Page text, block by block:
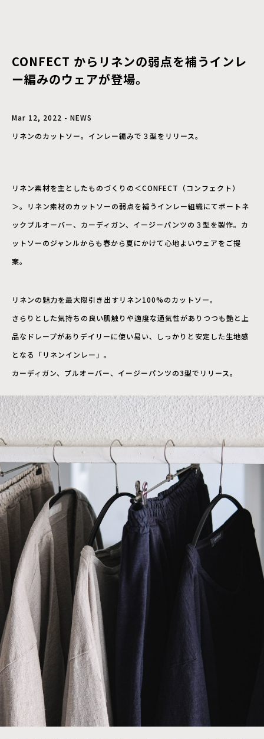
CONFECT からリネンの弱点を補うインレ
ー編みのウェアが登場。
Mar 12, 2022 - NEWS
リネンのカットソー。インレー編みで３型をリリース。
リネン素材を主としたものづくりの＜CONFECT（コンフェクト）
＞。リネン素材のカットソーの弱点を補うインレー組織にてボートネ
ックプルオーバー、カーディガン、イージーパンツの３型を製作。カ
ットソーのジャンルからも春から夏にかけて心地よいウェアをご提
案。
リネンの魅力を最大限引き出すリネン100%のカットソー。
さらりとした気持ちの良い肌触りや適度な通気性がありつつも艶と上
品なドレープがありデイリーに使い易い、しっかりと安定した生地感
となる「リネンインレー」。
カーディガン、プルオーバー、イージーパンツの3型でリリース。